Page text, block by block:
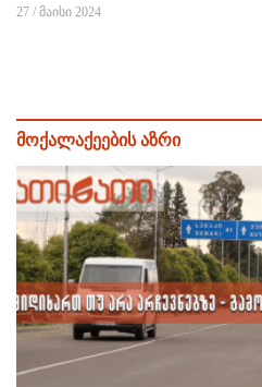
27 / მაისი 2024
მოქალაქეების აზრი